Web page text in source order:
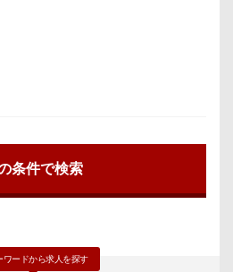
ワードから求人を探す